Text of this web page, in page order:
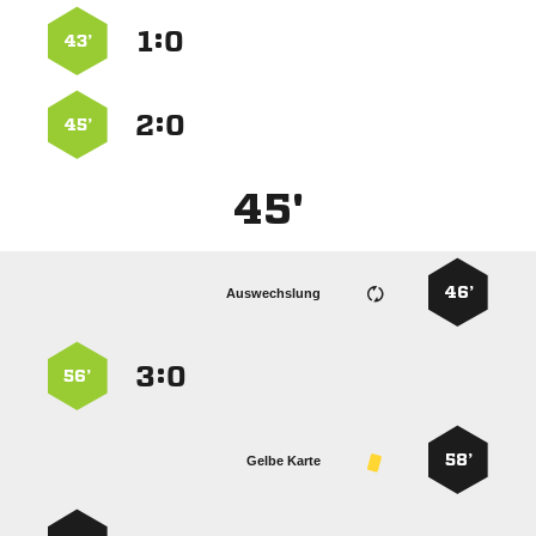
:
43’
:
45’
45'
46’
Auswechslung
:
56’
58’
Gelbe Karte